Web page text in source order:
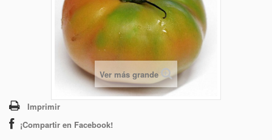
CONGELADOS
Ver más grande
Imprimir
¡Compartir en Facebook!